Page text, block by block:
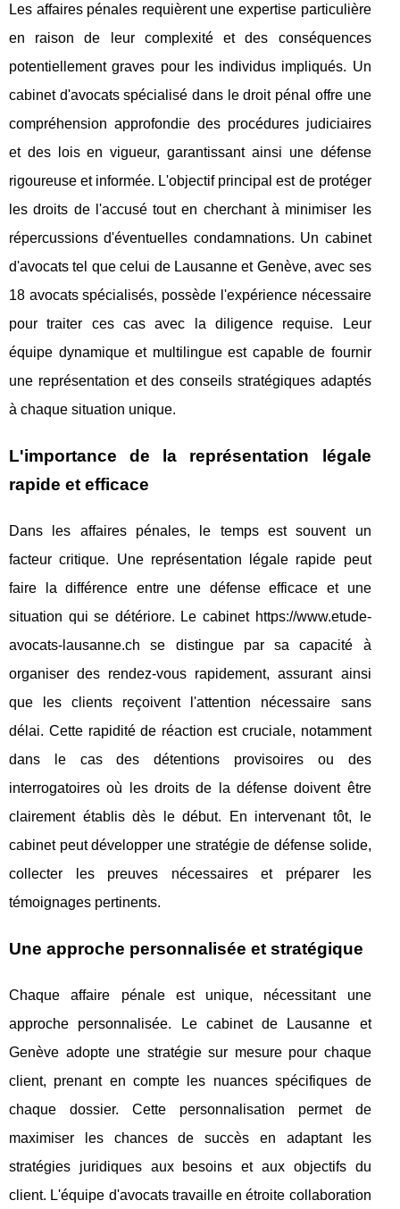
Les affaires pénales requièrent une expertise particulière
en raison de leur complexité et des conséquences
potentiellement graves pour les individus impliqués. Un
cabinet d'avocats spécialisé dans le droit pénal offre une
compréhension approfondie des procédures judiciaires
et des lois en vigueur, garantissant ainsi une défense
rigoureuse et informée. L'objectif principal est de protéger
les droits de l'accusé tout en cherchant à minimiser les
répercussions d'éventuelles condamnations. Un cabinet
d'avocats tel que celui de Lausanne et Genève, avec ses
18 avocats spécialisés, possède l'expérience nécessaire
pour traiter ces cas avec la diligence requise. Leur
équipe dynamique et multilingue est capable de fournir
une représentation et des conseils stratégiques adaptés
à chaque situation unique.
L'importance de la représentation légale
rapide et efficace
Dans les affaires pénales, le temps est souvent un
facteur critique. Une représentation légale rapide peut
faire la différence entre une défense efficace et une
situation qui se détériore. Le cabinet https://www.etude-
avocats-lausanne.ch se distingue par sa capacité à
organiser des rendez-vous rapidement, assurant ainsi
que les clients reçoivent l'attention nécessaire sans
délai. Cette rapidité de réaction est cruciale, notamment
dans le cas des détentions provisoires ou des
interrogatoires où les droits de la défense doivent être
clairement établis dès le début. En intervenant tôt, le
cabinet peut développer une stratégie de défense solide,
collecter les preuves nécessaires et préparer les
témoignages pertinents.
Une approche personnalisée et stratégique
Chaque affaire pénale est unique, nécessitant une
approche personnalisée. Le cabinet de Lausanne et
Genève adopte une stratégie sur mesure pour chaque
client, prenant en compte les nuances spécifiques de
chaque dossier. Cette personnalisation permet de
maximiser les chances de succès en adaptant les
stratégies juridiques aux besoins et aux objectifs du
client. L'équipe d'avocats travaille en étroite collaboration